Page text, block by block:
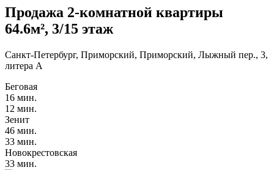
Продажа 2-комнатной квартиры
64.6м², 3/15 этаж
Санкт-Петербург, Приморский, Приморский, Лыжный пер., 3,
литера А
Беговая
16 мин.
12 мин.
Зенит
46 мин.
33 мин.
Новокрестовская
33 мин.